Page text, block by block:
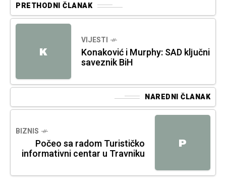
PRETHODNI ČLANAK
K
VIJESTI
Konaković i Murphy: SAD ključni
saveznik BiH
NAREDNI ČLANAK
P
BIZNIS
Počeo sa radom Turističko
informativni centar u Travniku